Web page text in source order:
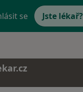
se Jste lékař?